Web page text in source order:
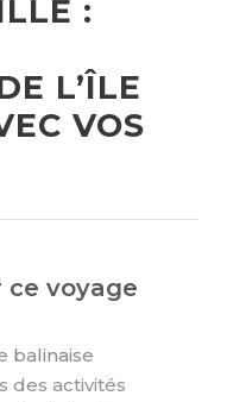
:
L’ÎLE
VOS
ce voyage
balinaise
des activités